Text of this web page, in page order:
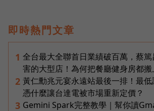
即時熱門文章
1 全台最大全聯首日業績破百萬，蔡
害的大型店！為何把餐廳健身房都搬
2 黃仁勳兆元宴永遠站最後一排！最低
憑什麼讓台達電被市場重新定價？
3 Gemini Spark完整教學｜幫你讀